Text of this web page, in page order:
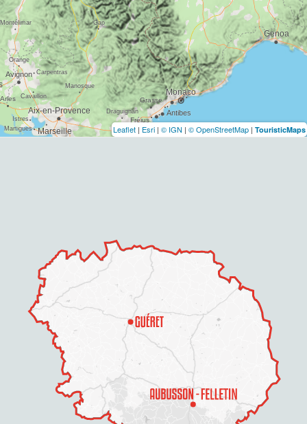
Leaflet | Esri | © IGN | © OpenStreetMap | TouristicMaps